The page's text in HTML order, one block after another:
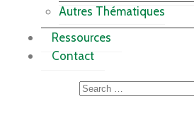
Autres Thématiques
Ressources
Contact